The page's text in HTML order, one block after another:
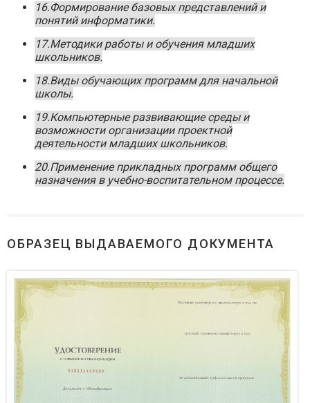
16.Формирование базовых представлений и
понятий информатики.
17.Методики работы и обучения младших
школьников.
18.Виды обучающих программ для начальной
школы.
19.Компьютерные развивающие среды и
возможности организации проектной
деятельности младших школьников.
20.Применение прикладных программ общего
назначения в учебно-воспитательном процессе.
ОБРАЗЕЦ ВЫДАВАЕМОГО ДОКУМЕНТА